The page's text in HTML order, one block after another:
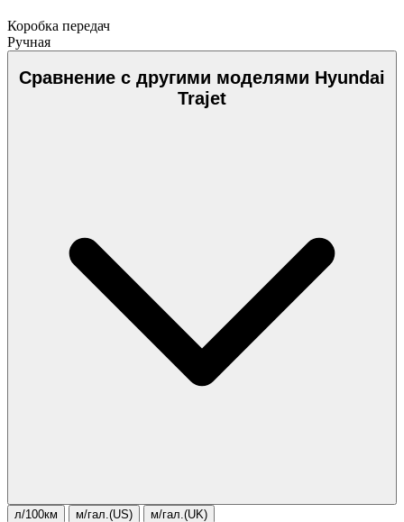
Коробка передач
Ручная
Сравнение с другими моделями Hyundai
Trajet
л/100км м/гал.(US) м/гал.(UK)